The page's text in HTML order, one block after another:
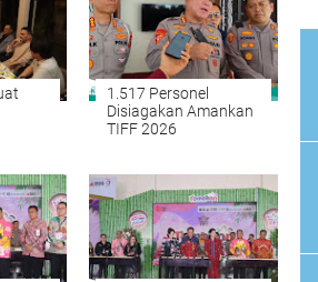
1.517 Personel
Disiagakan Amankan
TIFF 2026